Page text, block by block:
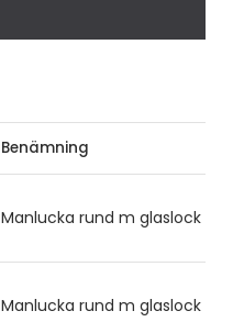
Benämning
Manlucka rund m glaslock
Manlucka rund m glaslock